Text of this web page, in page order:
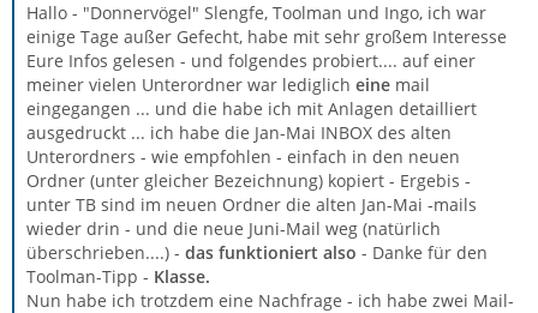
Hallo - "Donnervögel" Slengfe, Toolman und Ingo, ich war
einige Tage außer Gefecht, habe mit sehr großem Interesse
Eure Infos gelesen - und folgendes probiert.... auf einer
meiner vielen Unterordner war lediglich eine mail
eingegangen ... und die habe ich mit Anlagen detailliert
ausgedruckt ... ich habe die Jan-Mai INBOX des alten
Unterordners - wie empfohlen - einfach in den neuen
Ordner (unter gleicher Bezeichnung) kopiert - Ergebis -
unter TB sind im neuen Ordner die alten Jan-Mai -mails
wieder drin - und die neue Juni-Mail weg (natürlich
überschrieben....) - das funktioniert also - Danke für den
Toolman-Tipp - Klasse.
Nun habe ich trotzdem eine Nachfrage - ich habe zwei Mail-